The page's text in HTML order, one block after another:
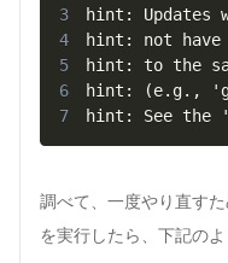
3
4
5
6
7
hint: See the
調べて、一度やり直す
を実行したら、下記の